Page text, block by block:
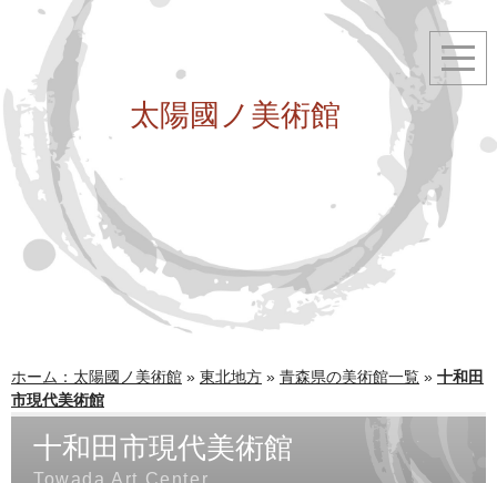
太陽國ノ美術館
ホーム：太陽國ノ美術館 » 東北地方 » 青森県の美術館一覧 » 十和田
市現代美術館
十和田市現代美術館